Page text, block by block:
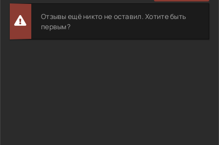
Отзывы ещё никто не оставил. Хотите быть
первым?